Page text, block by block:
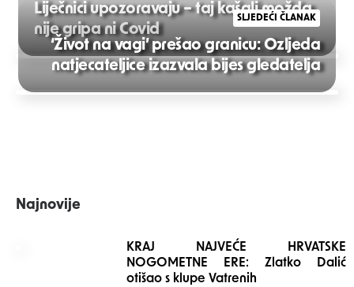
Post
navigation
Liječnici upozoravaju – taj kašalj možda
nije gripa ni Covid
SLJEDEĆI ČLANAK
‘Život na vagi’ prešao granicu: Ozljeda
natjecateljice izazvala bijes gledatelja
Najnovije
KRAJ NAJVEĆE HRVATSKE
NOGOMETNE ERE: Zlatko Dalić
otišao s klupe Vatrenih